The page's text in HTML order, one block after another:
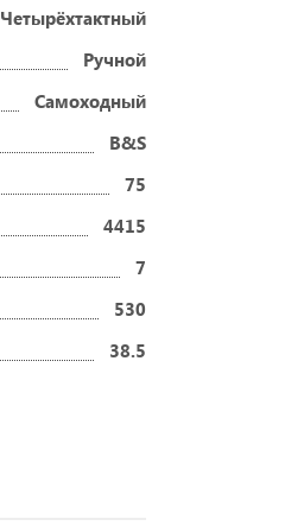
Четырёхтактный
Ручной
Самоходный
B&S
75
4415
7
530
38.5